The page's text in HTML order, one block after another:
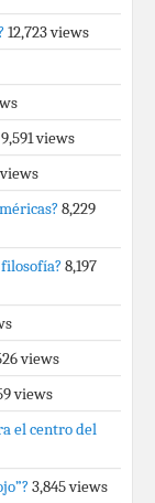
12,723 views
9,591 views
8,229
8,197
views
views
el centro del
3,845 views